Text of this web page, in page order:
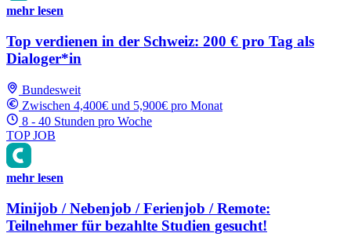
mehr lesen
Top verdienen in der Schweiz: 200 € pro Tag als
Dialoger*in
Bundesweit
Zwischen 4,400€ und 5,900€ pro Monat
8 - 40 Stunden pro Woche
TOP JOB
mehr lesen
Minijob / Nebenjob / Ferienjob / Remote:
Teilnehmer für bezahlte Studien gesucht!